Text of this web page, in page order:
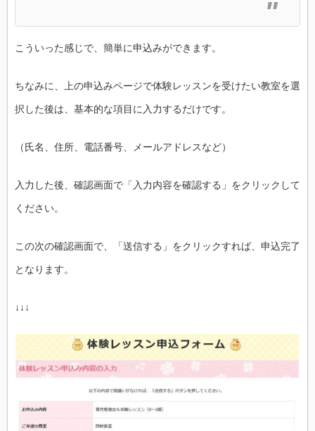
こういった感じで、簡単に申込みができます。
ちなみに、上の申込みページで体験レッスンを受けたい教室を選
択した後は、基本的な項目に入力するだけです。
（氏名、住所、電話番号、メールアドレスなど）
入力した後、確認画面で「入力内容を確認する」をクリックして
ください。
この次の確認画面で、「送信する」をクリックすれば、申込完了
となります。
↓↓↓